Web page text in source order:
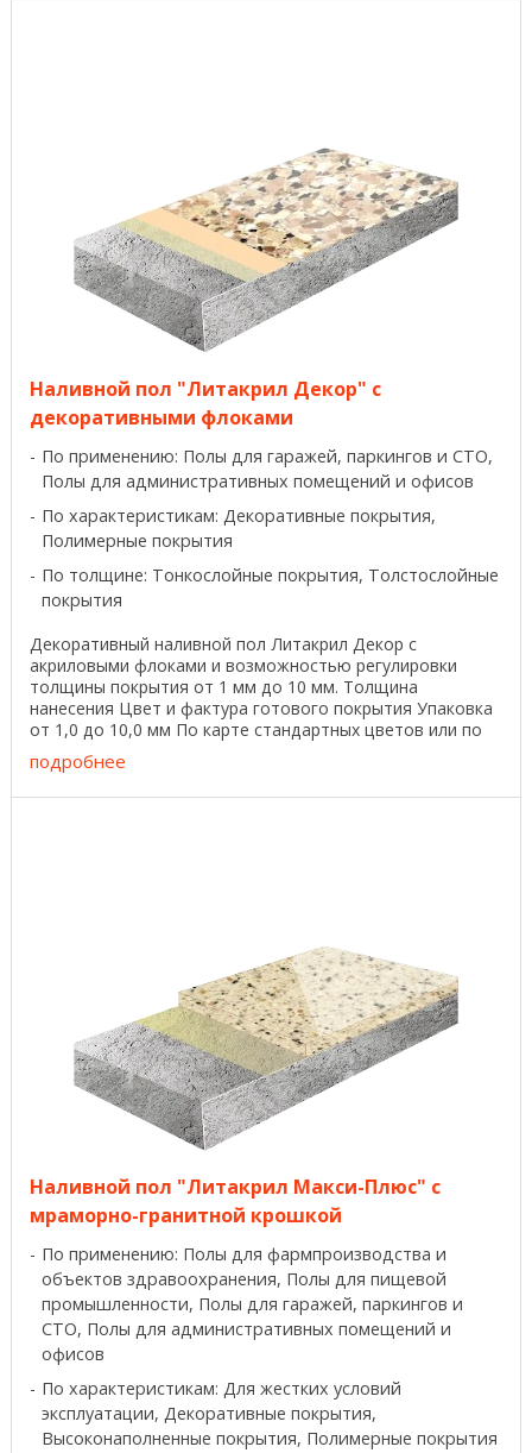
Наливной пол "Литакрил Декор" с
декоративными флоками
По применению: Полы для гаражей, паркингов и СТО,
Полы для административных помещений и офисов
По характеристикам: Декоративные покрытия,
Полимерные покрытия
По толщине: Тонкослойные покрытия, Толстослойные
покрытия
Декоративный наливной пол Литакрил Декор с
акриловыми флоками и возможностью регулировки
толщины покрытия от 1 мм до 10 мм. Толщина
нанесения Цвет и фактура готового покрытия Упаковка
от 1,0 до 10,0 мм По карте стандартных цветов или по
каталогу ...
подробнее
Наливной пол "Литакрил Макси-Плюс" с
мраморно-гранитной крошкой
По применению: Полы для фармпроизводства и
объектов здравоохранения, Полы для пищевой
промышленности, Полы для гаражей, паркингов и
СТО, Полы для административных помещений и
офисов
По характеристикам: Для жестких условий
эксплуатации, Декоративные покрытия,
Высоконаполненные покрытия, Полимерные покрытия